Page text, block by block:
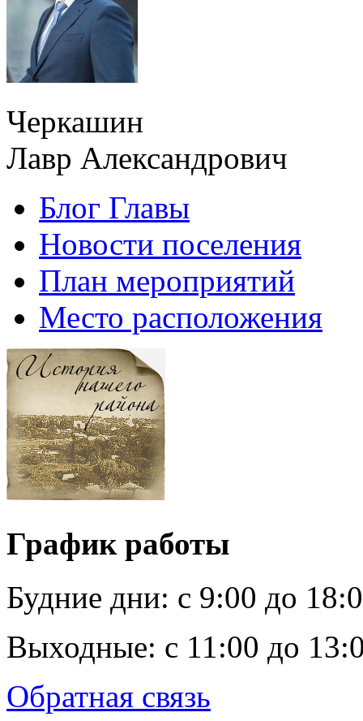
Черкашин
Лавр Александрович
Блог Главы
Новости поселения
План мероприятий
Место расположения
График работы
Будние дни: c 9:00 до
Выходные: с 11:00 до
Обратная связь